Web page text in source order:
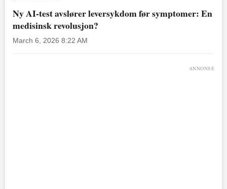
Ny AI-test avslører leversykdom før symptomer: En
medisinsk revolusjon?
March 6, 2026 8:22 AM
ANNONSE